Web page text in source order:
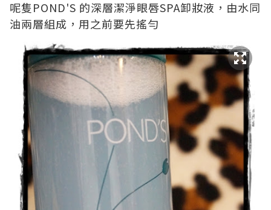
呢隻POND'S 的深層潔淨眼唇SPA卸妝液，由水同
油兩層組成，用之前要先搖勻